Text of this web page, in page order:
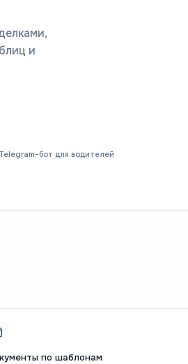
и
Telegram-бот для водителей
по шаблонам